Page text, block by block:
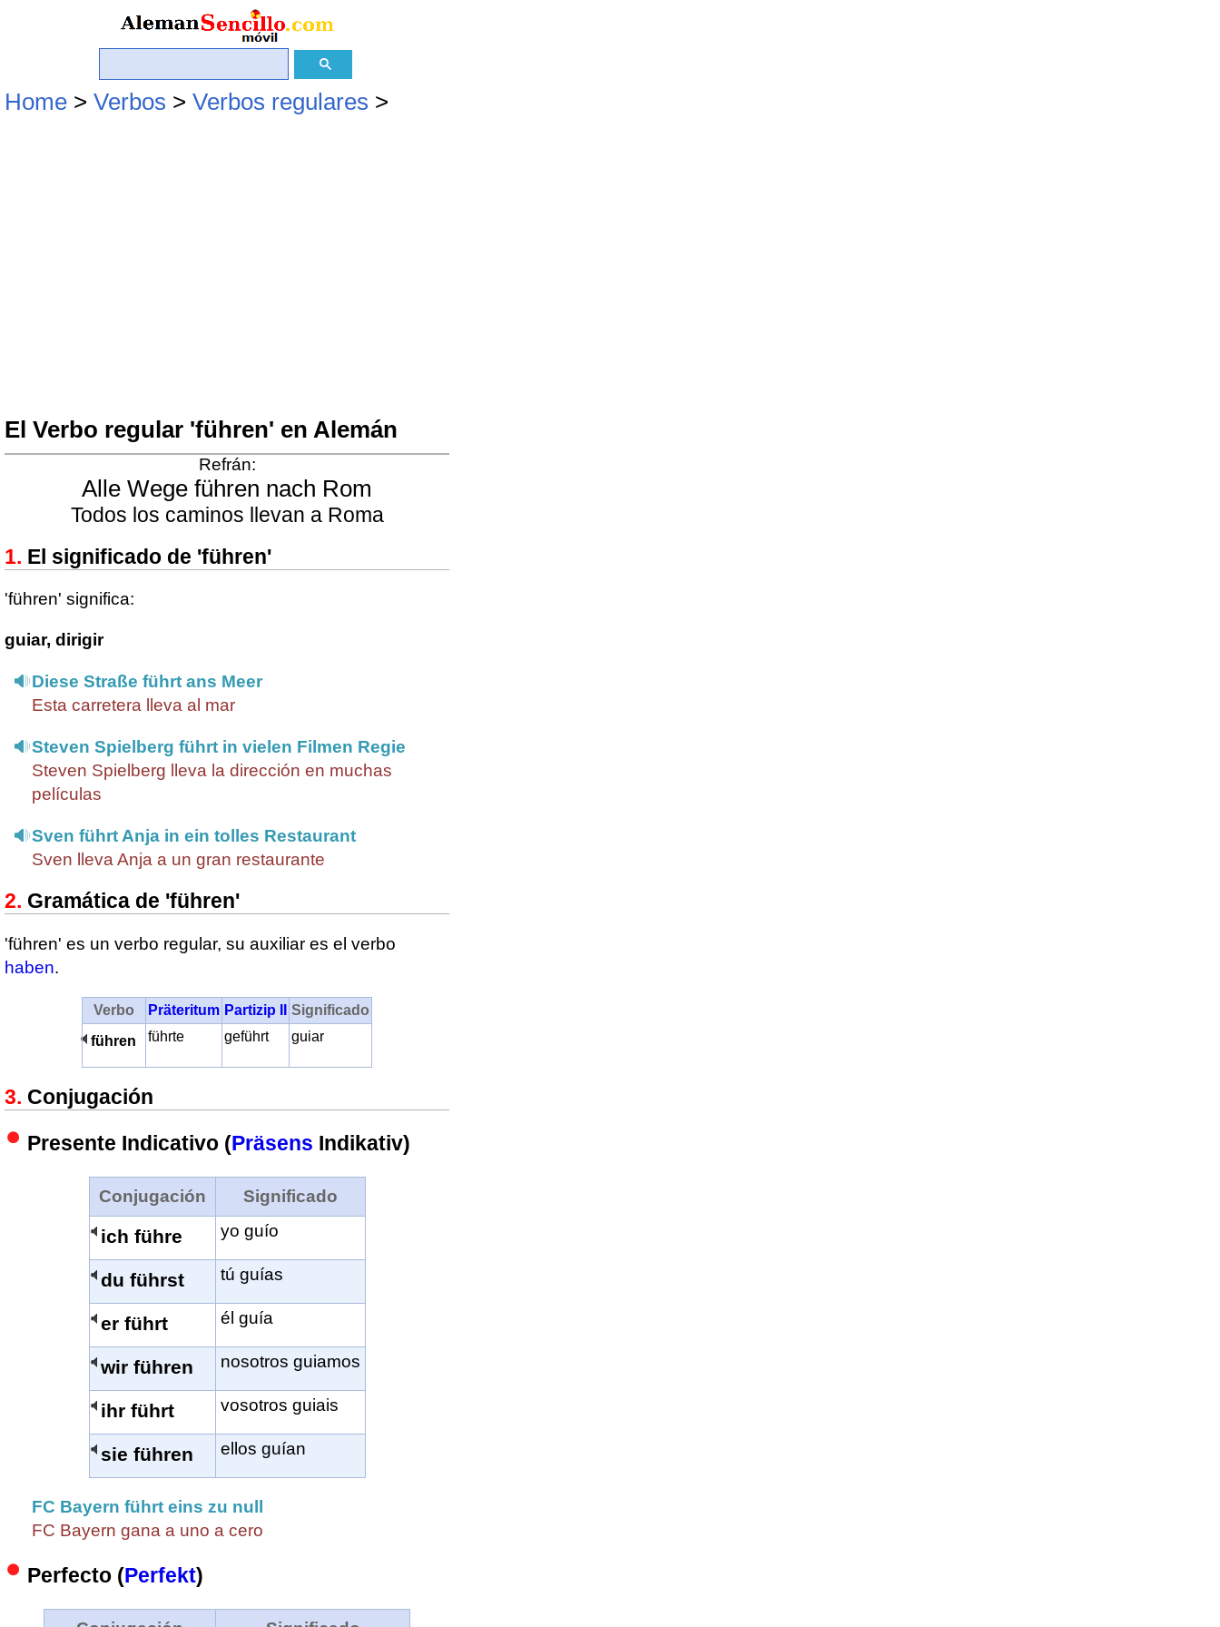
Home > Verbos > Verbos regulares >
El Verbo regular 'führen' en Alemán
Refrán:
Alle Wege führen nach Rom
Todos los caminos llevan a Roma
El significado de 'führen'
'führen' significa:
guiar, dirigir
Diese Straße führt ans Meer
Esta carretera lleva al mar
Steven Spielberg führt in vielen Filmen Regie
Steven Spielberg lleva la dirección en muchas
películas
Sven führt Anja in ein tolles Restaurant
Sven lleva Anja a un gran restaurante
Gramática de 'führen'
'führen' es un verbo regular, su auxiliar es el verbo
haben.
Verbo Präteritum Partizip II
Significado
führen
führte geführt guiar
Conjugación
Presente Indicativo (Präsens Indikativ)
Conjugación Significado
ich führe yo guío
du führst tú guías
er führt él guía
wir führen nosotros guiamos
ihr führt vosotros guiais
sie führen ellos guían
FC Bayern führt eins zu null
FC Bayern gana a uno a cero
Perfecto (Perfekt)